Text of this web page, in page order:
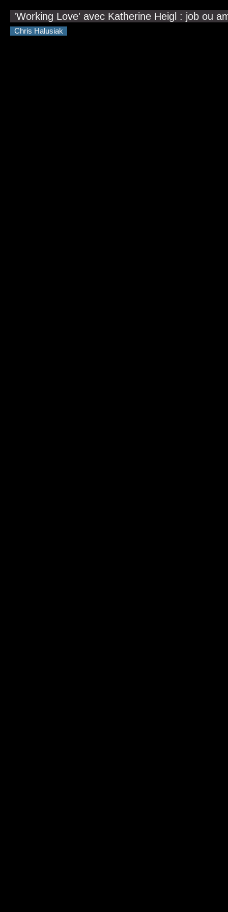
'Working Love' avec Katherine Heigl : job ou
Chris Halusiak